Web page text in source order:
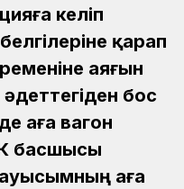
келіп
қарап
аяғын
бос
аға вагон
басшысы
аға